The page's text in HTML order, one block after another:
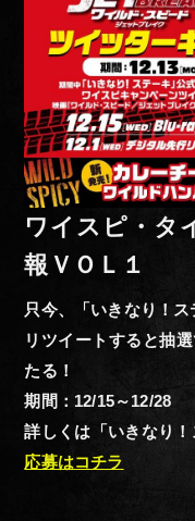
ワイスピ・タ
報ＶＯＬ１
只今、「いきなり！
リツイートすると抽
たる！
期間：12/15～12/28
詳しくは「いきなり
応募はコチラ